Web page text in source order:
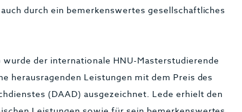
durch ein bemerkenswertes gesellschaftliches
der internationale HNU-Masterstudierende
herausragenden Leistungen mit dem Preis des
(DAAD) ausgezeichnet. Lede erhielt den